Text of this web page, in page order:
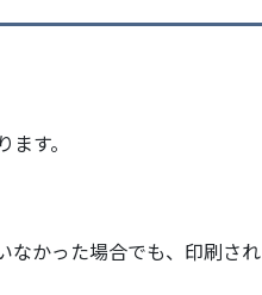
す。
かった場合でも、印刷さ